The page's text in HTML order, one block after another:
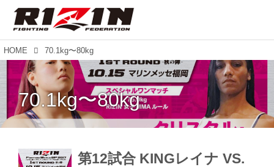
HOME 70.1kg〜80kg
70.1kg〜80kg
第12試合 KINGレイナ VS.